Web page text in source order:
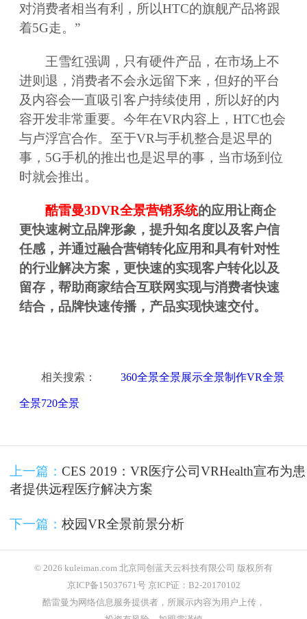
对消费者相当有利，所以HTC的旗舰产品将跟
着5G走。”
王雪红强调，只有硬件产品，在市场上不
进则退，消费者不会永远留下来，但好的平台
及内容会一直吸引客户持续使用，所以好的内
容开发非常重要。今年在VR内容上，HTC也会
与卢浮宫合作。至于VR与手机整合是迟早的
事，5G手机的推出也是迟早的事，当市场到位
时就会推出。
酷雷曼3DVR全景营销系统的应用让商企
更快速树立品牌形象，提升知名度以及客户信
任感，并通过融合营销转化应用和具有针对性
的行业解决方案，更快速的实现客户转化以及
留存，帮助商家结合互联网实现与消费者快速
结合，品牌快速传播，产品实现快速交付。
相关搜索： 360全景全景展示全景制作VR全景
全景720全景
上一篇： CES 2019：VR医疗公司VRHealth宣布为患
者提供远程医疗解决方案
下一篇： 校园VR全景前景分析
© 2026 kuleiman.com 北京同创蓝天云科技有限公司 版权所有
京ICP备15037671号 京ICP证：B2-20170102
酷雷曼为网络信息服务提供者，所展示内容为用户上传，